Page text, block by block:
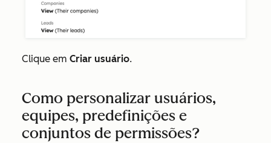
Clique em Criar usuário.
Como personalizar usuários,
equipes, predefinições e
conjuntos de permissões?